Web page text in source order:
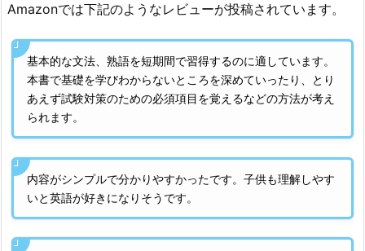
Amazonでは下記のようなレビューが投稿されています。
基本的な文法、熟語を短期間で習得するのに適しています。
本書で基礎を学びわからないところを深めていったり、とり
あえず試験対策のための必須項目を覚えるなどの方法が考え
られます。
内容がシンプルで分かりやすかったです。子供も理解しやす
いと英語が好きになりそうです。